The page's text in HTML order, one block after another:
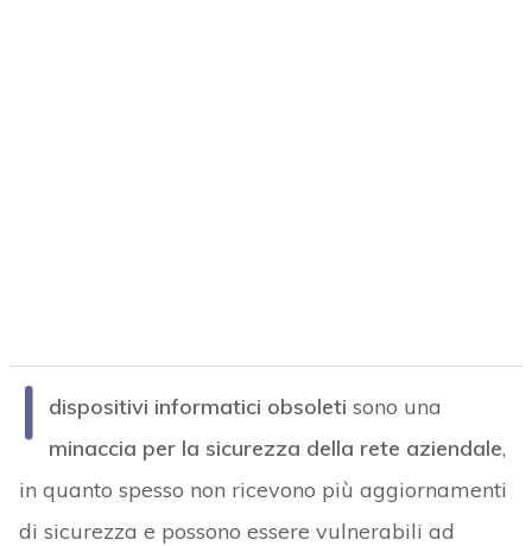
I dispositivi informatici obsoleti sono una
minaccia per la sicurezza della rete aziendale,
in quanto spesso non ricevono più aggiornamenti
di sicurezza e possono essere vulnerabili ad